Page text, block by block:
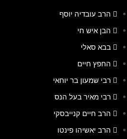
הרב עובדיה יוסף
הבן איש חי
בבא סאלי
החפץ חיים
רבי שמעון בר יוחאי
רבי מאיר בעל הנס
הרב חיים קנייבסקי
הרב יאשיהו פינטו